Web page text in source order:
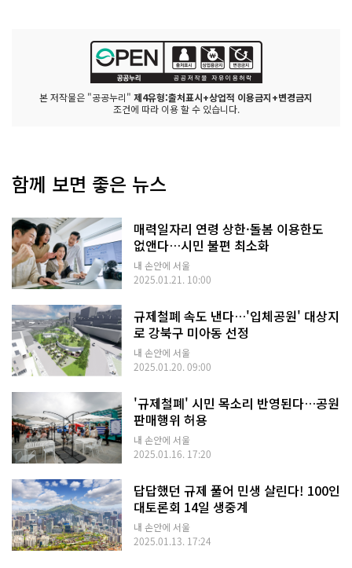
본 저작물은 "공공누리" 제4유형:출처표시+상업적 이용금지+변경금지
조건에 따라 이용 할 수 있습니다.
함께 보면 좋은 뉴스
매력일자리 연령 상한·돌봄 이용한도
없앤다…시민 불편 최소화
내 손안에 서울
2025.01.21. 10:00
규제철폐 속도 낸다…'입체공원' 대상지
로 강북구 미아동 선정
내 손안에 서울
2025.01.20. 09:00
'규제철폐' 시민 목소리 반영된다…공원
판매행위 허용
내 손안에 서울
2025.01.16. 17:20
답답했던 규제 풀어 민생 살린다! 100인
대토론회 14일 생중계
내 손안에 서울
2025.01.13. 17:24